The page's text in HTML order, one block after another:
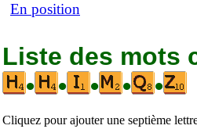
En position
Liste des mots
•
• • • •
Cliquez pour ajouter une septième